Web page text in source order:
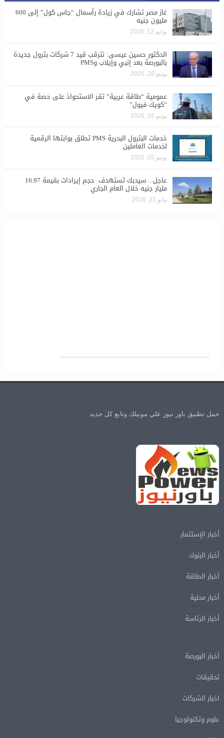
غاز مصر تشارك في زيادة رأسمال “جاس كول” إلى 600
مليون جنيه
يوليو 12, 2026
الدكتور حسين عيسى: نترقب قيد 7 شركات بترول جديدة
بالبورصة بعد إنبي وإيلاب وPMS
يونيو 28, 2026
​عمومية “طاقة عربية” تقر الاستحواذ على حصة في
“كويك فيول”
يونيو 16, 2026
خدمات البترول البحرية PMS تطلق بوابتها الرقمية
لخدمات العاملين
يونيو 05, 2026
عاجل .. سيدبك تستهدف حجم إيرادات بقيمة 16.97
مليار جنيه خلال العام الجاري
مايو 21, 2026
حمل تطبيق باور نيوز علي موبيلك وتابع كل جديد
أخبار الإستثمار
أخبار البنوك
أخبار الطاقة
أخبار محلية
أخبار الرئاسة
أخبار البورصة
تحقيقات
اخبار الشركات
علوم وتكنولوجيا